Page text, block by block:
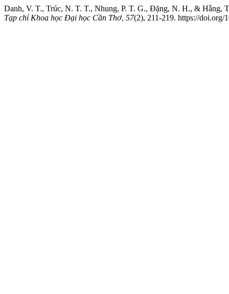
Danh, V. T., Trúc, N. T. T., Nhung, P. T. G., Đặng, N. H., & Hằng,
Tạp chí Khoa học Đại học Cần Thơ, 57(2), 211-219. https://doi.org/